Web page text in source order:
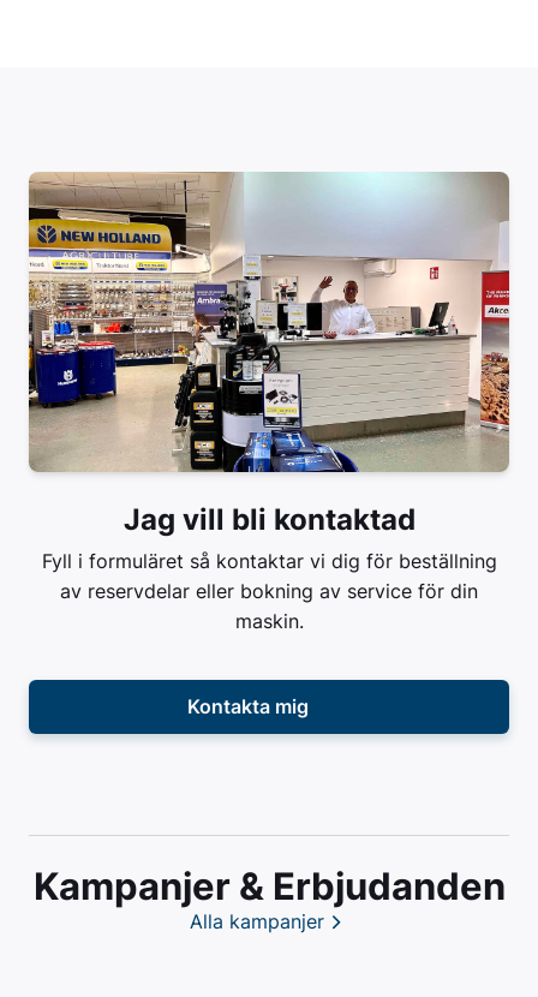
Jag vill bli kontaktad
Fyll i formuläret så kontaktar vi dig för beställning
av reservdelar eller bokning av service för din
maskin.
Kontakta mig
Kampanjer & Erbjudanden
Alla kampanjer